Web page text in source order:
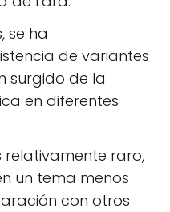
se ha
de variantes
surgido de la
en diferentes
relativamente raro,
un tema menos
con otros